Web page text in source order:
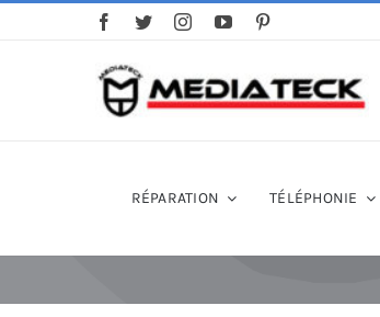
RÉPARATION TÉLÉPHONIE